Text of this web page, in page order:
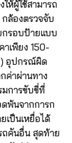
ห้ผู้ใช้สามารถ
ล้องตรวจจับ
กรอบป้ายแบบ
าเพียง 150-
) อุปกรณ์ผิด
ค่าผ่านทาง
มการขับขี่ที่
พ้นจากการก
เป็นเหยื่อได้
ถคันอื่น สุดท้าย